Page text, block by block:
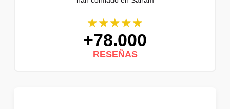
★★★★★
+78.000
RESEÑAS